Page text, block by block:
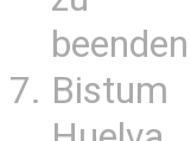
Bistum